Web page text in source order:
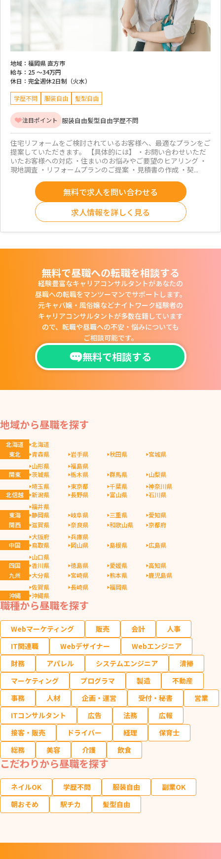
地域： 福岡県 直方市
給与： 25 ～34万円
休日： 完全週休2日制（火水）
学歴不問 服装自由 髪型自由
注目ポイント 服装自由髪型自由学歴不問
住宅リフォームをご検討されているお客様へ、最適なプランをご
提案していただきます。 【具体的には】 ・お問い合わせいただ
いたお客様への対応 ・住まいのお悩みやご要望のヒアリング ・
現地調査 ・リフォームプランのご提案 ・見積書の作成 ・契...
無料で求人を問い合わせる
求人情報を詳しく見る
無料で昼職への転職を相談する
経験豊富なキャリアコンサルタントがあなたの
昼職への転職をマンツーマンでサポートします。
元キャバ嬢・風俗嬢などナイトワーク経験者の
キャリアコンサルタントが多数在籍しています
ので、 転職や昼職への不安・悩みについても
ご相談可能です。
無料で相談する
地域から昼職を探す
北海道
北海道
東北
青森県 岩手県 秋田県
宮城県
山形県
福島県
関東
茨城県 栃木県 群馬県
山梨県
埼玉県
東京都 千葉県
神奈川県
北信越
新潟県 長野県 富山県
石川県
福井県
東海
静岡県 岐阜県 三重県
愛知県
関西
滋賀県 奈良県 和歌山県
京都府
大阪府
兵庫県
中国
鳥取県 岡山県 島根県
広島県
山口県
四国
香川県 徳島県 愛媛県
高知県
九州
大分県 宮崎県 熊本県
鹿児島県
佐賀県
長崎県
福岡県
沖縄
沖縄県
職種から昼職を探す
Webマーケティング 販売 会計
人事
IT関連職
Webデザイナー
Webエンジニア
財務
アパレル システムエンジニア
清掃
マーケティング
プログラマ 製造
不動産
事務
人材 企画・運営 受付・秘書
営業
ITコンサルタント
広告 法務
広報
接客・販売
ドライバー 経理
保育士
総務
美容 介護 飲食
こだわりから昼職を探す
ネイルOK 学歴不問 服装自由
副業OK
朝おそめ
駅チカ 髪型自由